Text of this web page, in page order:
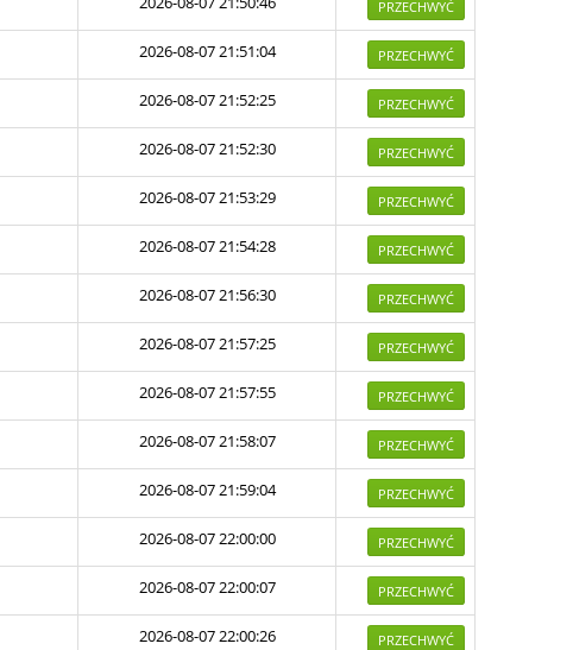
PRZECHWYĆ
2026-08-07 21:51:04 PRZECHWYĆ
2026-08-07 21:52:25 PRZECHWYĆ
2026-08-07 21:52:30 PRZECHWYĆ
2026-08-07 21:53:29 PRZECHWYĆ
2026-08-07 21:54:28 PRZECHWYĆ
2026-08-07 21:56:30 PRZECHWYĆ
2026-08-07 21:57:25 PRZECHWYĆ
2026-08-07 21:57:55 PRZECHWYĆ
2026-08-07 21:58:07 PRZECHWYĆ
2026-08-07 21:59:04 PRZECHWYĆ
2026-08-07 22:00:00 PRZECHWYĆ
2026-08-07 22:00:07 PRZECHWYĆ
2026-08-07 22:00:26 PRZECHWYĆ